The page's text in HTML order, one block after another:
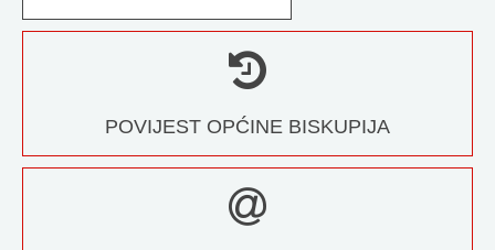
POVIJEST OPĆINE BISKUPIJA